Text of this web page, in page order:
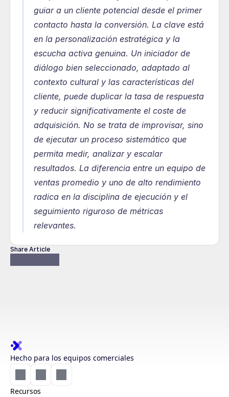
guiar a un cliente potencial desde el primer
contacto hasta la conversión. La clave está
en la personalización estratégica y la
escucha activa genuina. Un iniciador de
diálogo bien seleccionado, adaptado al
contexto cultural y las características del
cliente, puede duplicar la tasa de respuesta
y reducir significativamente el coste de
adquisición. No se trata de improvisar, sino
de ejecutar un proceso sistemático que
permita medir, analizar y escalar
resultados. La diferencia entre un equipo de
ventas promedio y uno de alto rendimiento
radica en la disciplina de ejecución y el
seguimiento riguroso de métricas
relevantes.
Share Article
Hecho para los equipos comerciales
Recursos